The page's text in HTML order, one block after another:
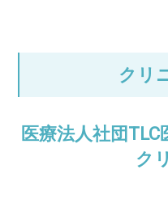
クリ
医療法人社団
ク